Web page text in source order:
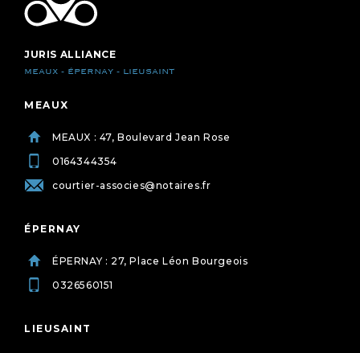
JURIS ALLIANCE
MEAUX - ÉPERNAY - LIEUSAINT
MEAUX
MEAUX : 47, Boulevard Jean Rose
0164344354
courtier-associes@notaires.fr
ÉPERNAY
ÉPERNAY : 27, Place Léon Bourgeois
0326560151
LIEUSAINT